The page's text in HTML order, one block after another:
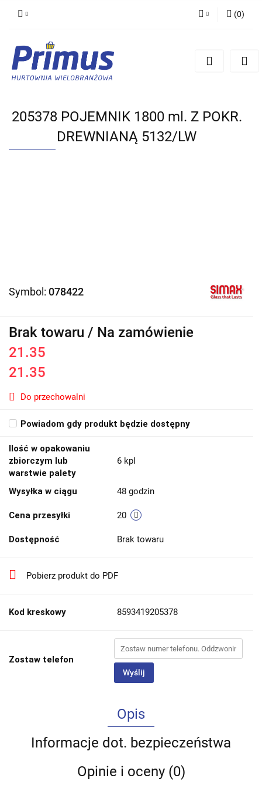
Zarejestruj się
(0)
205378 POJEMNIK 1800 ml. Z POKR.
DREWNIANĄ 5132/LW
Symbol: 078422
Brak towaru / Na zamówienie
21.35
21.35
Do przechowalni
Powiadom gdy produkt będzie dostępny
Ilość w opakowaniu
zbiorczym lub
warstwie palety
6 kpl
Wysyłka w ciągu 48 godzin
Cena przesyłki 20
Dostępność Brak towaru
Pobierz produkt do PDF
Kod kreskowy 8593419205378
Zostaw telefon
Wyślij
Opis
Informacje dot. bezpieczeństwa
Opinie i oceny (0)